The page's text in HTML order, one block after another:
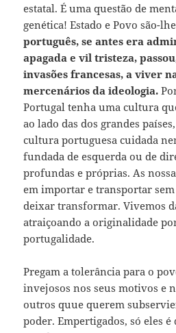
estatal. É uma questão de
genética! Estado e Povo são-
português, se antes era
apagada e vil tristeza,
invasões francesas, a viver
mercenários da ideologia.
Portugal tenha uma cultura
ao lado das dos grandes
cultura portuguesa cuidada
fundada de esquerda ou de
profundas e próprias. As
em importar e transportar
deixar transformar. Vivemos
atraiçoando a originalidade
portugalidade.
Pregam a tolerância para o
invejosos nos seus motivos e
outros quue querem
poder. Empertigados, só eles é